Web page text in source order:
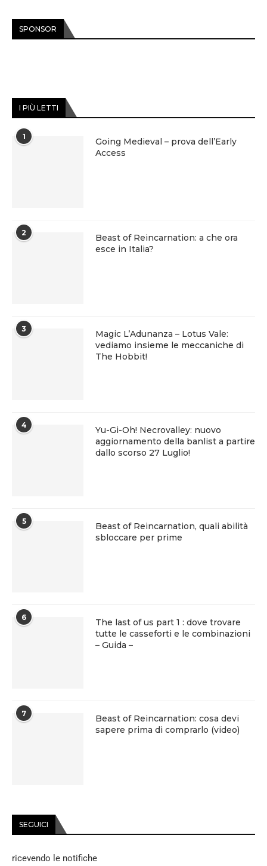
SPONSOR
I PIÙ LETTI
1
Going Medieval – prova dell’Early
Access
2
Beast of Reincarnation: a che ora
esce in Italia?
3
Magic L’Adunanza – Lotus Vale:
vediamo insieme le meccaniche di
The Hobbit!
4
Yu-Gi-Oh! Necrovalley: nuovo
aggiornamento della banlist a partire
dallo scorso 27 Luglio!
5
Beast of Reincarnation, quali abilità
sbloccare per prime
6
The last of us part 1 : dove trovare
tutte le casseforti e le combinazioni
– Guida –
7
Beast of Reincarnation: cosa devi
sapere prima di comprarlo (video)
SEGUICI
ricevendo le notifiche